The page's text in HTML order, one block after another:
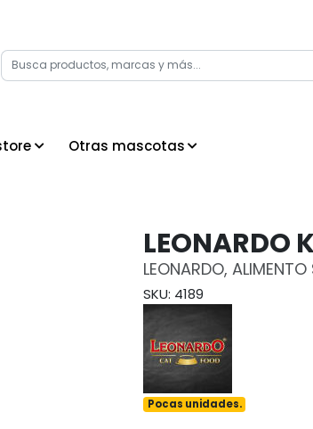
Otras mascotas
LEONARDO
LEONARDO,
SKU: 4189
Pocas unidades.